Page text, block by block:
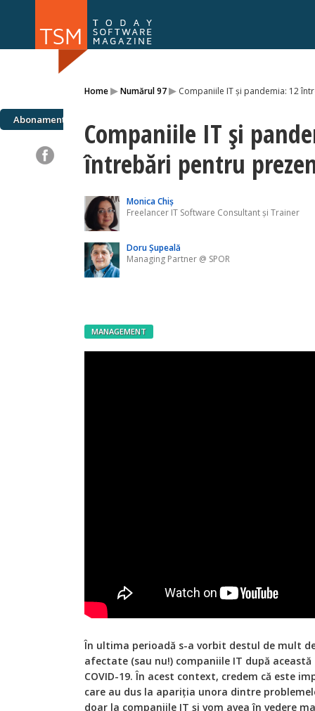
Home▸Numărul 97▸ Companiile IT și pandemia: 12
Abonamente
Companiile IT și
întrebări pentru
Monica Chiș
Freelancer IT Software Consultant și Trainer
Doru Șupeală
Managing Partner @ SPOR
MANAGEMENT
În ultima perioadă s-a vorbit destul de mult
afectate (sau nu!) companiile IT după
COVID-19. În acest context, credem că este
care au dus la apariţia unora dintre
doar la companiile IT și vom avea în vedere